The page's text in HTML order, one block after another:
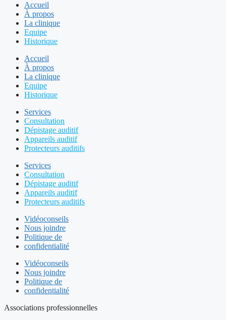
Accueil
À propos
La clinique
Equipe
Historique
Accueil
À propos
La clinique
Equipe
Historique
Services
Consultation
Dépistage auditif
Appareils auditif
Protecteurs auditifs
Services
Consultation
Dépistage auditif
Appareils auditif
Protecteurs auditifs
Vidéoconseils
Nous joindre
Politique de
confidentialité
Vidéoconseils
Nous joindre
Politique de
confidentialité
Associations professionnelles